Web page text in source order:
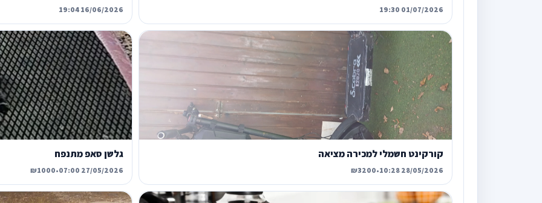
01/07/2026 19:30
16/06/2026 19:04
קורקינט חשמלי למכירה מציאה
28/05/2026 10:28
•
₪3200
גלשן סאפ מתנפח
27/05/2026 07:00
•
₪1000